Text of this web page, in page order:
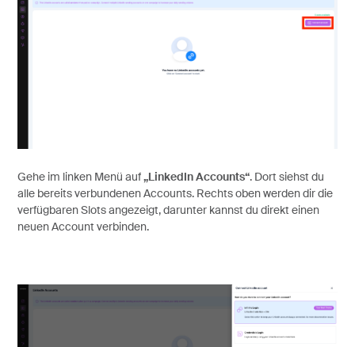
Gehe im linken Menü auf „LinkedIn Accounts“. Dort siehst du
alle bereits verbundenen Accounts. Rechts oben werden dir die
verfügbaren Slots angezeigt, darunter kannst du direkt einen
neuen Account verbinden.